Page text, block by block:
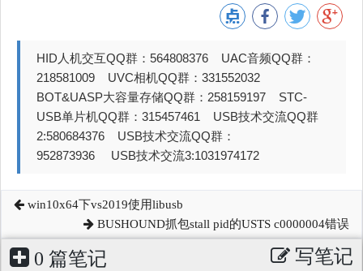
HID人机交互QQ群：564808376 UAC音频QQ群：
218581009 UVC相机QQ群：331552032
BOT&UASP大容量存储QQ群：258159197 STC-
USB单片机QQ群：315457461 USB技术交流QQ群
2:580684376 USB技术交流QQ群：
952873936 USB技术交流3:1031974172
win10x64下vs2019使用libusb
BUSHOUND抓包stall pid的USTS c0000004错误
0 篇笔记 写笔记